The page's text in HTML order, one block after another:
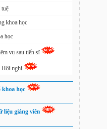
khoa học
học
vụ sau tiến sĩ
Hội nghị
khoa học
liệu giảng viên